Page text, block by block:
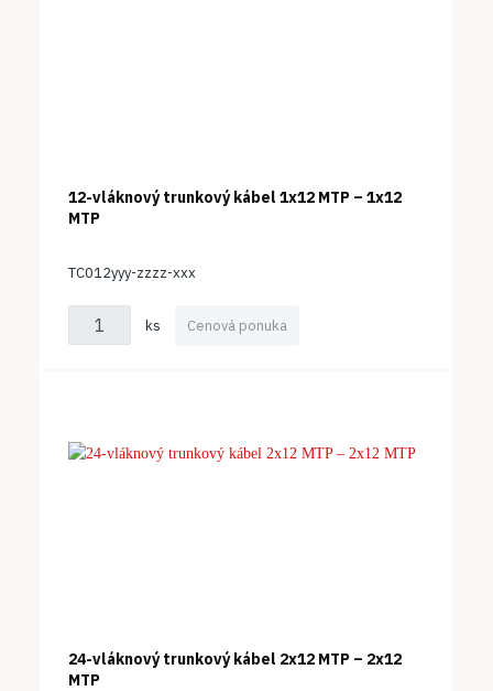
12-vláknový trunkový kábel 1x12 MTP – 1x12
MTP
TC012yyy-zzzz-xxx
ks Cenová ponuka
24-vláknový trunkový kábel 2x12 MTP – 2x12
MTP